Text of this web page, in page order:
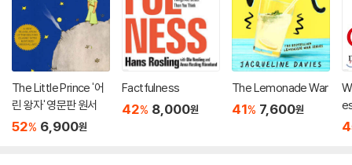
The Little Prince '어
린 왕자' 영문판 원서
52% 6,900원
Factfulness
42% 8,000원
The Lemonade War
41% 7,600원